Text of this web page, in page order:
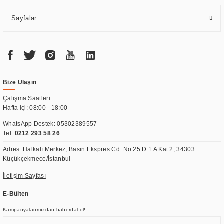
Sayfalar
Bize Ulaşın
Çalışma Saatleri:
Hafta içi: 08:00 - 18:00
WhatsApp Destek:05302389557
Tel: 0212 293 58 26
Adres: Halkalı Merkez, Basın Ekspres Cd. No:25 D:1 A Kat 2, 34303
Küçükçekmece/İstanbul
İletişim Sayfası
E-Bülten
Kampanyalarımızdan haberdal ol!